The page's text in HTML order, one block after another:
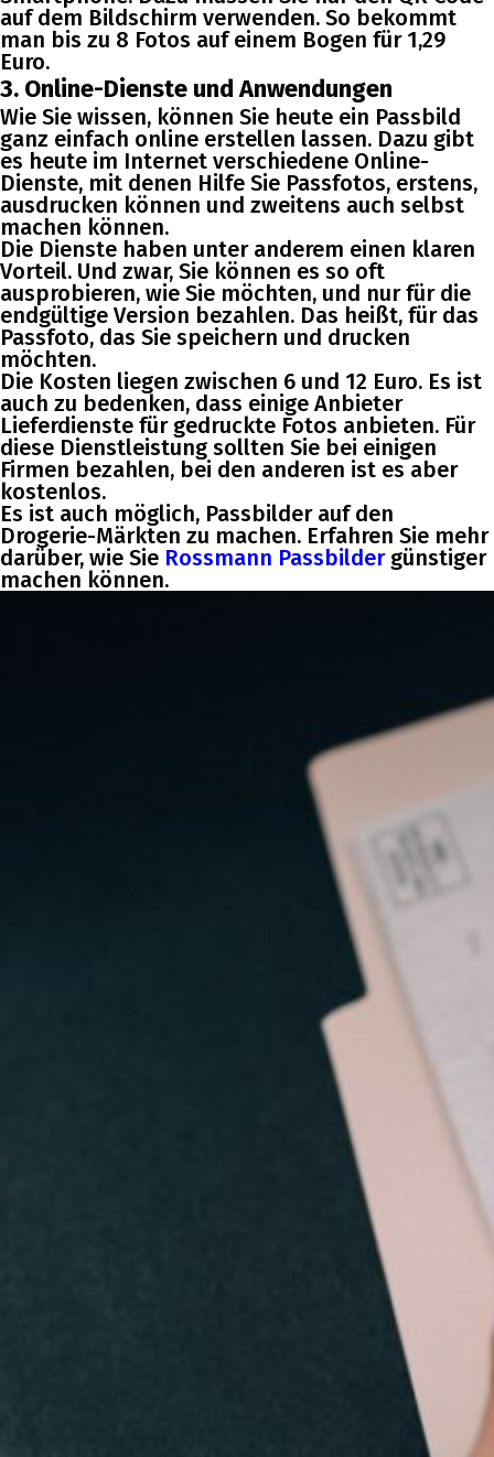
auf dem Bildschirm verwenden. So bekommt
man bis zu 8 Fotos auf einem Bogen für 1,29
Euro.
3. Online-Dienste und Anwendungen
Wie Sie wissen, können Sie heute ein Passbild
ganz einfach online erstellen lassen. Dazu gibt
es heute im Internet verschiedene Online-
Dienste, mit denen Hilfe Sie Passfotos, erstens,
ausdrucken können und zweitens auch selbst
machen können.
Die Dienste haben unter anderem einen klaren
Vorteil. Und zwar, Sie können es so oft
ausprobieren, wie Sie möchten, und nur für die
endgültige Version bezahlen. Das heißt, für das
Passfoto, das Sie speichern und drucken
möchten.
Die Kosten liegen zwischen 6 und 12 Euro. Es ist
auch zu bedenken, dass einige Anbieter
Lieferdienste für gedruckte Fotos anbieten. Für
diese Dienstleistung sollten Sie bei einigen
Firmen bezahlen, bei den anderen ist es aber
kostenlos.
Es ist auch möglich, Passbilder auf den
Drogerie-Märkten zu machen. Erfahren Sie mehr
darüber, wie Sie Rossmann Passbildergünstiger
machen können.